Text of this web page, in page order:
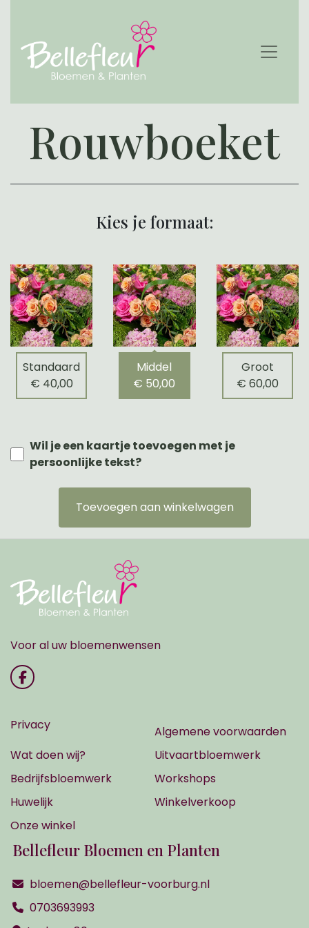
Rouwboeket
Kies je formaat:
Standaard
€ 40,00
Middel
€ 50,00
Groot
€ 60,00
Wil je een kaartje toevoegen met je
persoonlijke tekst?
Toevoegen aan winkelwagen
Voor al uw bloemenwensen
Privacy
Algemene voorwaarden
Wat doen wij?
Uitvaartbloemwerk
Bedrijfsbloemwerk
Workshops
Huwelijk
Winkelverkoop
Onze winkel
Bellefleur Bloemen en Planten
bloemen@bellefleur-voorburg.nl
0703693993